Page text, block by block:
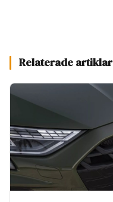
Relaterade artiklar